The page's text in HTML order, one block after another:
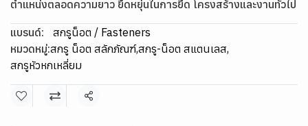
ตำแหน่งตลอดความยาว ยืดหยุ่นในการยึด โครงสร้างและงานทั่วไป
แบรนด์:
สกรูน็อต / Fasteners
หมวดหมู่:สกรู น็อต สลักภัณฑ์,สกรู-น็อต สแตนเลส,
สกรูหัวหกเหลี่ยม
แชร์